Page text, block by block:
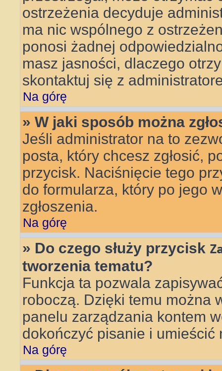
ostrzeżenia decyduje
ma nic wspólnego z
ponosi żadnej
masz jasności, dlaczego
skontaktuj się z
Na górę
» W jaki sposób można
Jeśli administrator na to
posta, który chcesz zgłosić,
przycisk. Naciśnięcie tego
do formularza, który po jego
zgłoszenia.
Na górę
» Do czego służy przycisk
tworzenia tematu?
Funkcja ta pozwala
roboczą. Dzięki temu można
panelu zarządzania kontem
dokończyć pisanie i umieścić
Na górę